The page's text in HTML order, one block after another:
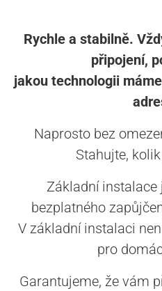
Rychle a stabilně.
připojení,
jakou technologii
Naprosto bez
Stahujte,
Základní
bezplatného
V základní instalaci
pro
Garantujeme, že vám